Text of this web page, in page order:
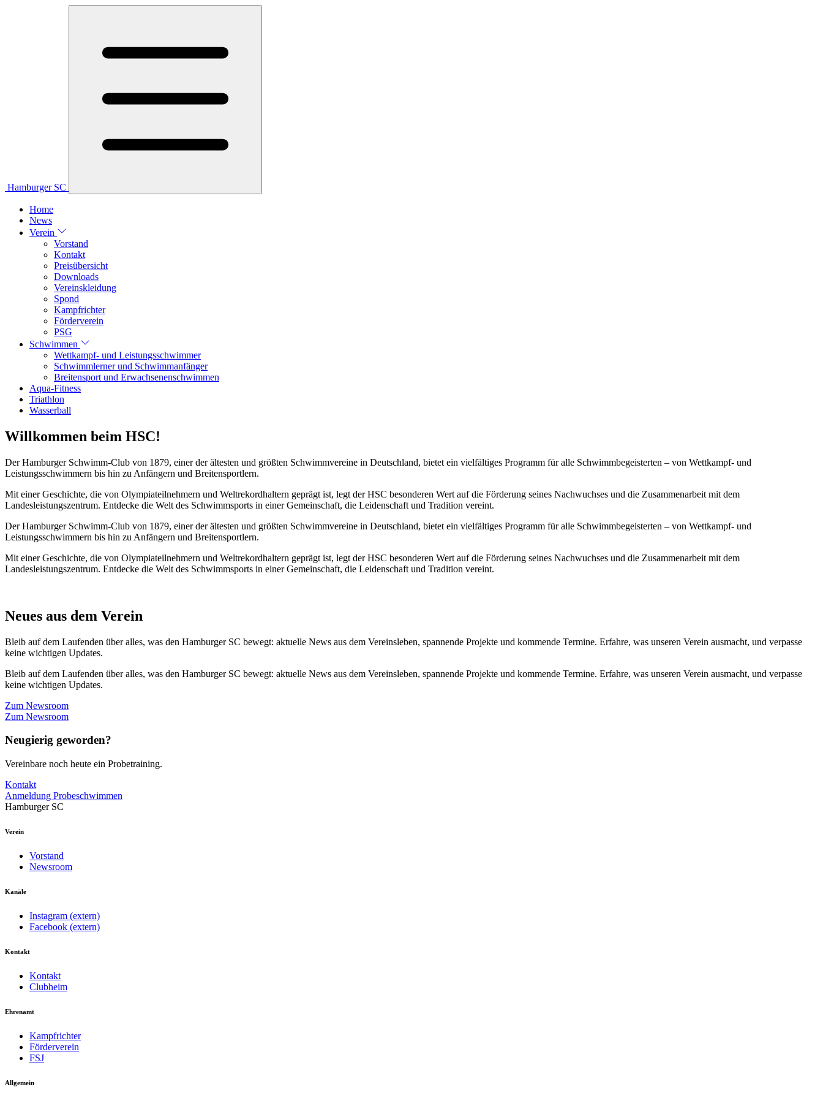
Hamburger SC
Home
News
Verein
Vorstand
Kontakt
Preisübersicht
Downloads
Vereinskleidung
Spond
Kampfrichter
Förderverein
PSG
Schwimmen
Wettkampf- und Leistungsschwimmer
Schwimmlerner und Schwimmanfänger
Breitensport und Erwachsenenschwimmen
Aqua-Fitness
Triathlon
Wasserball
Willkommen beim HSC!
Der Hamburger Schwimm-Club von 1879, einer der ältesten und größten Schwimmvereine in Deutschland, bietet ein vielfältiges Programm für alle Schwimmbegeisterten – von Wettkampf- und
Leistungsschwimmern bis hin zu Anfängern und Breitensportlern.
Mit einer Geschichte, die von Olympiateilnehmern und Weltrekordhaltern geprägt ist, legt der HSC besonderen Wert auf die Förderung seines Nachwuchses und die Zusammenarbeit mit dem
Landesleistungszentrum. Entdecke die Welt des Schwimmsports in einer Gemeinschaft, die Leidenschaft und Tradition vereint.
Der Hamburger Schwimm-Club von 1879, einer der ältesten und größten Schwimmvereine in Deutschland, bietet ein vielfältiges Programm für alle Schwimmbegeisterten – von Wettkampf- und
Leistungsschwimmern bis hin zu Anfängern und Breitensportlern.
Mit einer Geschichte, die von Olympiateilnehmern und Weltrekordhaltern geprägt ist, legt der HSC besonderen Wert auf die Förderung seines Nachwuchses und die Zusammenarbeit mit dem
Landesleistungszentrum. Entdecke die Welt des Schwimmsports in einer Gemeinschaft, die Leidenschaft und Tradition vereint.
Neues aus dem Verein
Bleib auf dem Laufenden über alles, was den Hamburger SC bewegt: aktuelle News aus dem Vereinsleben, spannende Projekte und kommende Termine. Erfahre, was unseren Verein ausmacht, und verpasse
keine wichtigen Updates.
Bleib auf dem Laufenden über alles, was den Hamburger SC bewegt: aktuelle News aus dem Vereinsleben, spannende Projekte und kommende Termine. Erfahre, was unseren Verein ausmacht, und verpasse
keine wichtigen Updates.
Zum Newsroom
Zum Newsroom
Neugierig geworden?
Vereinbare noch heute ein Probetraining.
Kontakt
Anmeldung Probeschwimmen
Hamburger SC
Verein
Vorstand
Newsroom
Kanäle
Instagram (extern)
Facebook (extern)
Kontakt
Kontakt
Clubheim
Ehrenamt
Kampfrichter
Förderverein
FSJ
Allgemein